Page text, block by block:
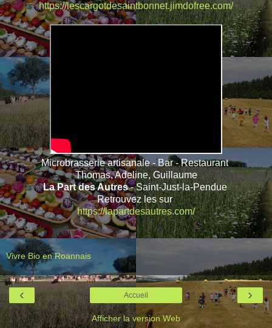
https://lescargotdesaintbonnet.jimdofree.com/
Microbrasserie artisanale - Bar - Restaurant
Thomas, Adeline, Guillaume
La Part des Autres- Saint-Just-la-Pendue
Retrouvez les sur
https://lapartdesautres.com/
Vivre Bio en Roannais
‹ ›
Accueil
Afficher la version Web